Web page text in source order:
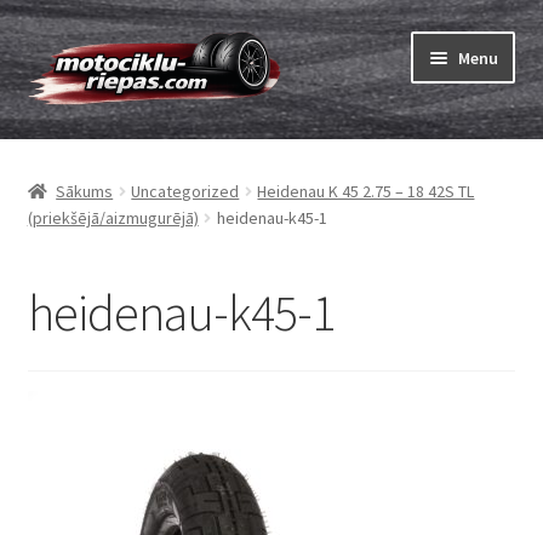
Skip
to
navigation
Skip
to
content
Menu
Riepas
Expand
menu
Kameras
Expand
Viss par riepām
Sākums Uncategorized
Heidenau K 45 2.75 – 18 42S TL
(priekšējā/aizmugurējā)
heidenau-k45-1
heidenau-k45-1